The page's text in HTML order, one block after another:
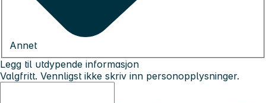
Annet
Legg til utdypende informasjon
Valgfritt. Vennligst ikke skriv inn personopplysninger.